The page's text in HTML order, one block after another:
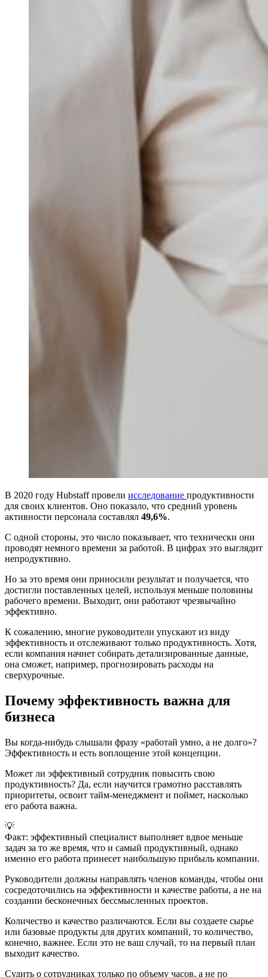
В 2020 году Hubstaff провели исследование продуктивности
для своих клиентов. Оно показало, что средний уровень
активности персонала составлял 49,6%.
С одной стороны, это число показывает, что технически они
проводят немного времени за работой. В цифрах это выглядит
непродуктивно.
Но за это время они приносили результат и получается, что
достигли поставленных целей, используя меньше половины
рабочего времени. Выходит, они работают чрезвычайно
эффективно.
К сожалению, многие руководители упускают из виду
эффективность и отслеживают только продуктивность. Хотя,
если компания начнет собирать детализированные данные,
она сможет, например, прогнозировать расходы на
сверхурочные.
Почему эффективность важна для
бизнеса
Вы когда-нибудь слышали фразу «работай умно, а не долго»?
Эффективность и есть воплощение этой концепции.
Может ли эффективный сотрудник повысить свою
продуктивность? Да, если научится грамотно расставлять
приоритеты, освоит тайм-менеджмент и поймет, насколько
его работа важна.
💡
Факт: эффективный специалист выполняет вдвое меньше
задач за то же время, что и самый продуктивный, однако
именно его работа принесет наибольшую прибыль компании.
Руководители должны направлять членов команды, чтобы они
сосредоточились на эффективности и качестве работы, а не на
создании бесконечных бессмысленных проектов.
Количество и качество различаются. Если вы создаете сырье
или базовые продукты для других компаний, то количество,
конечно, важнее. Если это не ваш случай, то на первый план
выходит качество.
Судить о сотрудниках только по объему часов, а не по